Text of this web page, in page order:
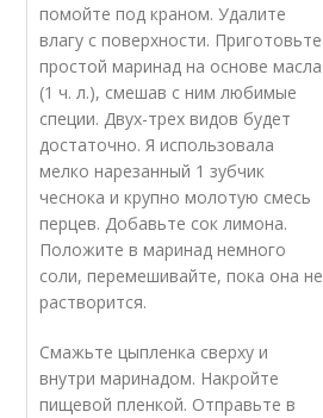
помойте под краном. Удалите
влагу с поверхности. Приготовьте
простой маринад на основе масла
(1 ч. л.), смешав с ним любимые
специи. Двух-трех видов будет
достаточно. Я использовала
мелко нарезанный 1 зубчик
чеснока и крупно молотую смесь
перцев. Добавьте сок лимона.
Положите в маринад немного
соли, перемешивайте, пока она не
растворится.
Смажьте цыпленка сверху и
внутри маринадом. Накройте
пищевой пленкой. Отправьте в